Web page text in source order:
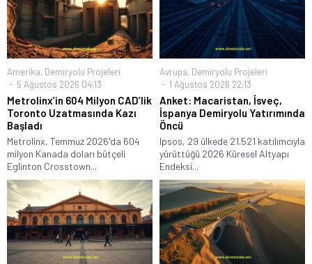
Amerika, Demiryolu Projeleri
5 Ağustos 2026 04:13
Metrolinx’in 604 Milyon CAD’lik
Toronto Uzatmasında Kazı
Başladı
Metrolinx, Temmuz 2026'da 604
milyon Kanada doları bütçeli
Eglinton Crosstown...
Avrupa, Demiryolu Projeleri
1 Ağustos 2026 22:13
Anket: Macaristan, İsveç,
İspanya Demiryolu Yatırımında
Öncü
Ipsos, 29 ülkede 21.521 katılımcıyla
yürüttüğü 2026 Küresel Altyapı
Endeksi...